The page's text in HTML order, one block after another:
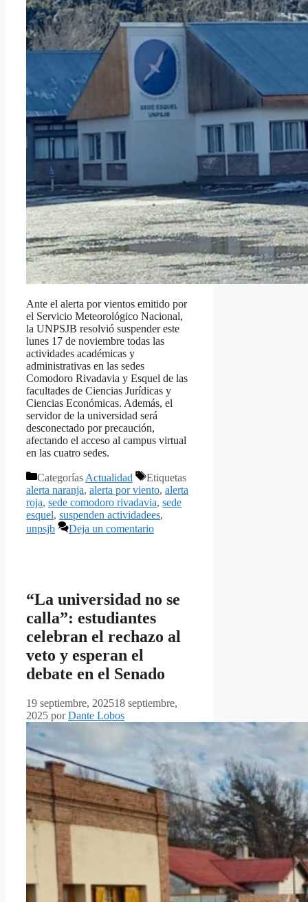
Ante el alerta por vientos emitido por
el Servicio Meteorológico Nacional,
la UNPSJB resolvió suspender este
lunes 17 de noviembre todas las
actividades académicas y
administrativas en las sedes
Comodoro Rivadavia y Esquel de las
facultades de Ciencias Jurídicas y
Ciencias Económicas. Además, el
servidor de la universidad será
desconectado por precaución,
afectando el acceso al campus virtual
en las cuatro sedes.
Categorías Actualidad
Etiquetas
alerta naranja, alerta por viento, alerta
roja, sede comodoro rivadavia, sede
esquel, suspenden actividadees,
unpsjb
Deja un comentario
“La universidad no se
calla”: estudiantes
celebran el rechazo al
veto y esperan el
debate en el Senado
19 septiembre, 202518 septiembre,
2025 porDante Lobos